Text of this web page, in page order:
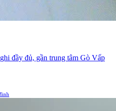
đầy đủ, gần trung tâm Gò Vấp